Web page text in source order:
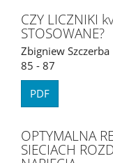
CZY LICZNIKI
STOSOWANE?
Zbigniew Szczerba
85 - 87
PDF
OPTYMALNA
SIECIACH